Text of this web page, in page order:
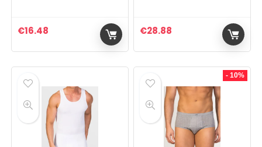
€16.48 €28.88
- 10%